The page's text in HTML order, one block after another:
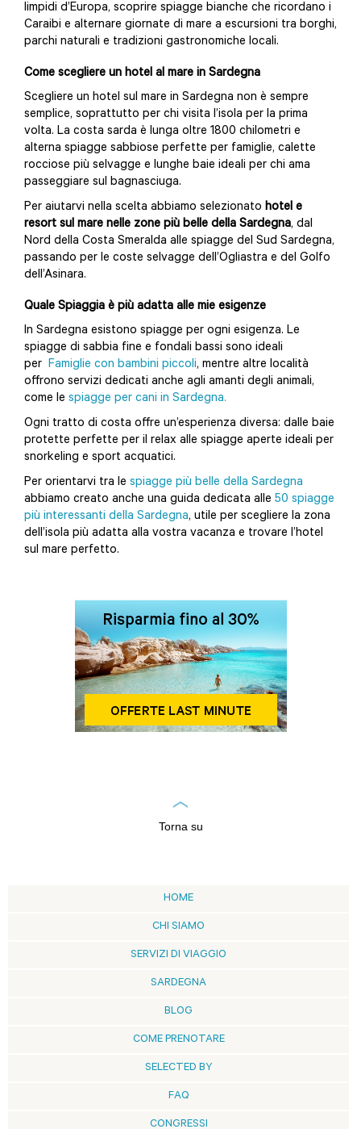
limpidi d’Europa, scoprire spiagge bianche che ricordano i
Caraibi e alternare giornate di mare a escursioni tra borghi,
parchi naturali e tradizioni gastronomiche locali.
Come scegliere un hotel al mare in Sardegna
Scegliere un hotel sul mare in Sardegna non è sempre
semplice, soprattutto per chi visita l’isola per la prima
volta. La costa sarda è lunga oltre 1800 chilometri e
alterna spiagge sabbiose perfette per famiglie, calette
rocciose più selvagge e lunghe baie ideali per chi ama
passeggiare sul bagnasciuga.
Per aiutarvi nella scelta abbiamo selezionato hotel e
resort sul mare nelle zone più belle della Sardegna, dal
Nord della Costa Smeralda alle spiagge del Sud Sardegna,
passando per le coste selvagge dell’Ogliastra e del Golfo
dell’Asinara.
Quale Spiaggia è più adatta alle mie esigenze
In Sardegna esistono spiagge per ogni esigenza. Le
spiagge di sabbia fine e fondali bassi sono ideali
per Famiglie con bambini piccoli, mentre altre località
offrono servizi dedicati anche agli amanti degli animali,
come le spiagge per cani in Sardegna.
Ogni tratto di costa offre un’esperienza diversa: dalle baie
protette perfette per il relax alle spiagge aperte ideali per
snorkeling e sport acquatici.
Per orientarvi tra le spiagge più belle della Sardegna
abbiamo creato anche una guida dedicata alle 50 spiagge
più interessanti della Sardegna, utile per scegliere la zona
dell’isola più adatta alla vostra vacanza e trovare l’hotel
sul mare perfetto.
Torna su
HOME
CHI SIAMO
SERVIZI DI VIAGGIO
SARDEGNA
BLOG
COME PRENOTARE
SELECTED BY
FAQ
CONGRESSI